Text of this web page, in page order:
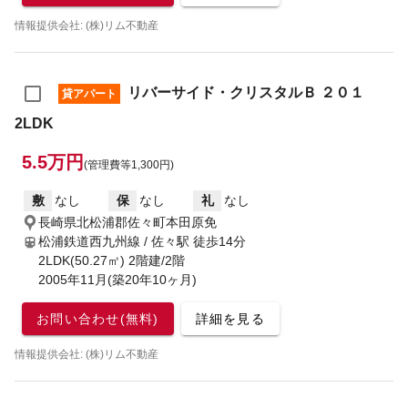
情報提供会社: (株)リム不動産
貸アパート
リバーサイド・クリスタルＢ ２０１
2LDK
5.5万円 (管理費等1,300円)
敷 なし 保 なし 礼
なし
長崎県北松浦郡佐々町本田原免
松浦鉄道西九州線 / 佐々駅 徒歩14分
2LDK(50.27㎡) 2階建/2階
2005年11月(築20年10ヶ月)
お問い合わせ(無料) 詳細を見る
情報提供会社: (株)リム不動産